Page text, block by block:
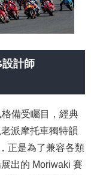
計師
備受矚目，經典
派摩托車獨特韻
正是為了兼容各類
出的 Moriwaki 賽